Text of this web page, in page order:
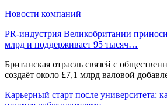
Новости компаний
PR-индустрия Великобритании
млрд и поддерживает 95 тысяч…
Британская отрасль связей с
создаёт около £7,1 млрд валовой
Карьерный старт после университета: